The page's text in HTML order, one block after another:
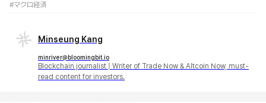
#マクロ経済
Minseung Kang
minriver@bloomingbit.io
Blockchain journalist | Writer of Trade Now & Altcoin Now, must-
read content for investors.